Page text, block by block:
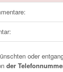
oder
der